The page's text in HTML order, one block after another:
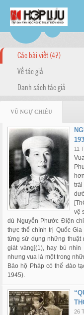
Các bài viết (47)
Về tác giả
Danh sách tác giả
VŨ NGỰ CHIÊU
11
trái
vệ
dù Nguyễn Phước Điện
thực thể chính trị Quốc
từng sử dụng những thuật
giát vàng](1), hay bù nhìn
nhưng vua là một trong
Bảo hộ Pháp có thể đào
1945).
26